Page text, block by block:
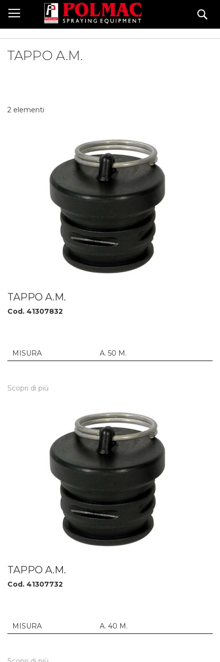
Salta
al
contenuto
TAPPO A.M.
2 elementi
TAPPO A.M.
Cod. 41307832
MISURA A. 50 M.
Scopri di più
TAPPO A.M.
Cod. 41307732
MISURA A. 40 M.